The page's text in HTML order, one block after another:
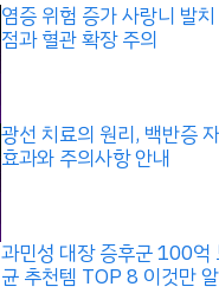
염증 위험 증가 사랑니 발
점과 혈관 확장 주의
광선 치료의 원리, 백반증
효과와 주의사항 안내
과민성 대장 증후군 100억
균 추천템 TOP 8 이것만